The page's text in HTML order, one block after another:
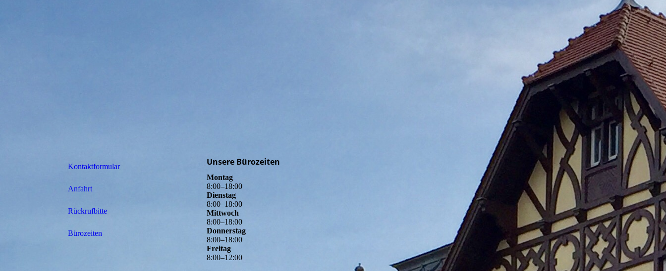
Kontaktformular
Anfahrt
Rückrufbitte
Bürozeiten
Unsere Bürozeiten
Montag
8:00–18:00
Dienstag
8:00–18:00
Mittwoch
8:00–18:00
Donnerstag
8:00–18:00
Freitag
8:00–12:00